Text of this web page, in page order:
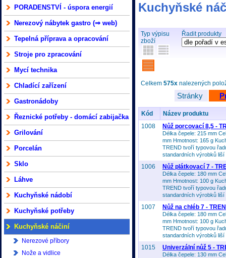
PORADENSTVÍ - úspora energií
Nerezový nábytek gastro (⇒ web)
Tepelná příprava a opracování
Stroje pro zpracování
Mycí technika
Chladící zařízení
Gastronádoby
Řeznické potřeby - domácí zabijačka
Grilování
Porcelán
Sklo
Láhve
Kuchyňské nádobí
Kuchyňské potřeby
Kuchyňské náčiní
Nerezové příbory
Nože a vidlice
Kuchyňské
Typ výpisu
zboží
Řadit produkty
Celkem575x nalezených
Stránky
Kód
Název produktu
1008
Nůž porcovací 8,5 -
Délka čepele: 215 mm
mm Hmotnost: 165 g
TREND tvoří typovou
standardních výrobků liší
1006 Nůž plátkovací 7 -
Délka čepele: 180 mm
mm Hmotnost: 100 g
TREND tvoří typovou
standardních výrobků liší
1007 Nůž na chléb 7 -
Délka čepele: 180 mm
mm Hmotnost: 100 g
TREND tvoří typovou
standardních výrobků liší
1015 Univerzální nůž 5 -
Délka čepele: 130 mm